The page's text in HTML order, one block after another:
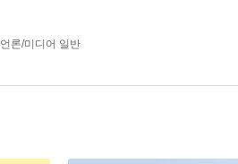
언론/미디어 일반